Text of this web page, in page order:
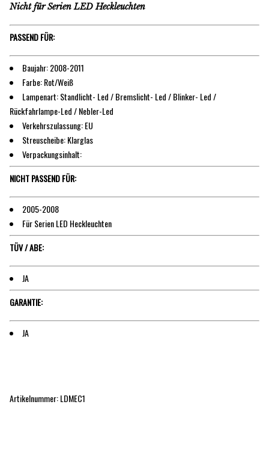
Nicht für Serien LED Heckleuchten
PASSEND FÜR:
Baujahr: 2008-2011
Farbe: Rot/Weiß
Lampenart: Standlicht- Led / Bremslicht- Led / Blinker- Led /
Rückfahrlampe-Led / Nebler-Led
Verkehrszulassung: EU
Streuscheibe: Klarglas
Verpackungsinhalt:
NICHT PASSEND FÜR:
2005-2008
Für Serien LED Heckleuchten
TÜV / ABE:
JA
GARANTIE:
JA
Artikelnummer: LDMEC1